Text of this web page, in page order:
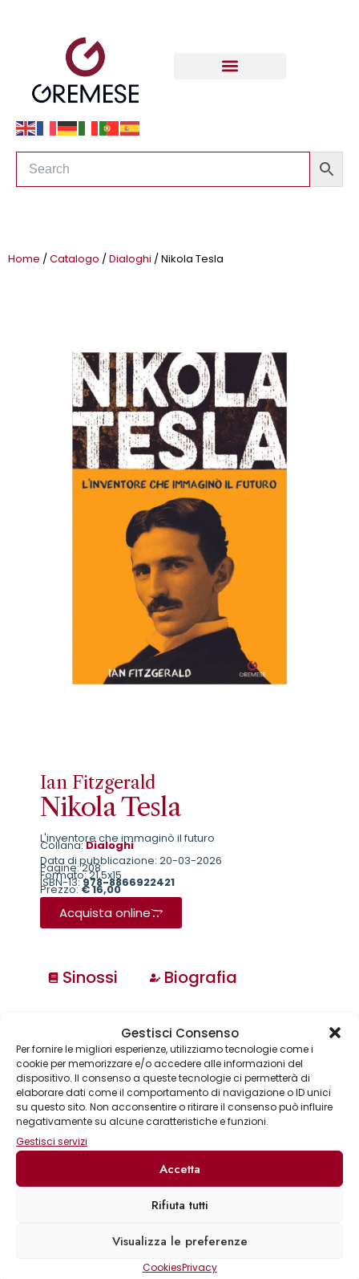
Gestisci Consenso
Per fornire le migliori esperienze, utilizziamo tecnologie come i
cookie per memorizzare e/o accedere alle informazioni del
dispositivo. Il consenso a queste tecnologie ci permetterà di
elaborare dati come il comportamento di navigazione o ID unici
su questo sito. Non acconsentire o ritirare il consenso può influire
negativamente su alcune caratteristiche e funzioni.
Gestisci servizi
Accetta
Rifiuta tutti
Visualizza le preferenze
CookiesPrivacy
Home /Catalogo /Dialoghi / Nikola Tesla
Ian Fitzgerald
Nikola Tesla
L'inventore che immaginò il futuro
Collana:Dialoghi
Data di pubblicazione: 20-03-2026
Pagine: 208
Formato: 21,5x15
ISBN-13:978-8866922421
Prezzo:€ 16,00
Acquista online
Sinossi Biografia
Annuari & Guide
Astronomia & dintorni
Bear Grylls adventures
Biblioteca delle arti
Biblioteca gastronomica
Cinema e miti
Crimen
Dialoghi
Dizionari Gremese